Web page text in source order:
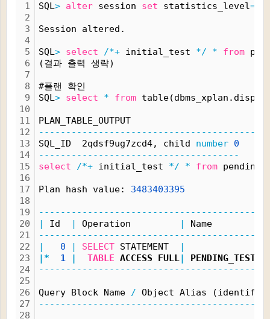
1
2
3
4
5
6
7
8
9
10
11
12
13
14
15
16
17
18
19
20
21
22
23
24
25
26
27
28
SQL> alter session set statistics_level=
Session altered.
SQL> select /*+ initial_test */ * from
(결과 출력 생략)
#플랜 확인
SQL> select * from
PLAN_TABLE_OUTPUT
SQL_ID  2qdsf9ug7zcd4, child number 0
-------------------------------------
select
/*+ initial_test */ * from
Plan hash value: 3483403395
|
Id | Operation | Name
|
0 | SELECT STATEMENT |
|*
1 | TABLE ACCESS FULL| PENDING_TEST
Query Block Name / Object Alias